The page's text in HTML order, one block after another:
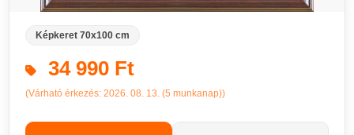
Képkeret 70x100 cm
34 990 Ft
(Várható érkezés: 2026. 08. 13. (5 munkanap))